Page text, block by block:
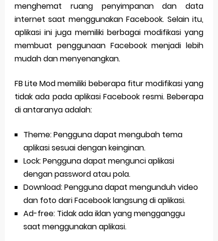
menghemat ruang penyimpanan dan data
internet saat menggunakan Facebook. Selain itu,
aplikasi ini juga memiliki berbagai modifikasi yang
membuat penggunaan Facebook menjadi lebih
mudah dan menyenangkan.
FB Lite Mod memiliki beberapa fitur modifikasi yang
tidak ada pada aplikasi Facebook resmi. Beberapa
di antaranya adalah:
Theme: Pengguna dapat mengubah tema
aplikasi sesuai dengan keinginan.
Lock: Pengguna dapat mengunci aplikasi
dengan password atau pola.
Download: Pengguna dapat mengunduh video
dan foto dari Facebook langsung di aplikasi.
Ad-free: Tidak ada iklan yang mengganggu
saat menggunakan aplikasi.